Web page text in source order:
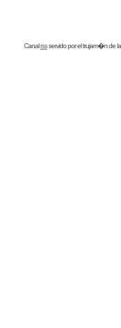
Canalrssservido por eltrujam�nde